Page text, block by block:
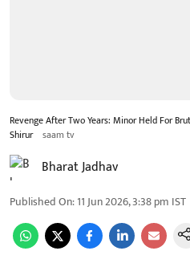
Revenge After Two Years: Minor Held For
Shirur saam tv
Bharat Jadhav
Published On:11 Jun 2026, 3:38 pm IST